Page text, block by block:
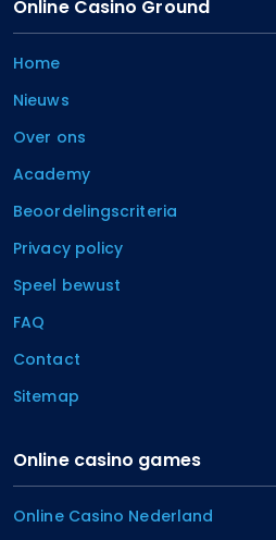
Online Casino Ground
Home
Nieuws
Over ons
Academy
Beoordelingscriteria
Privacy policy
Speel bewust
FAQ
Contact
Sitemap
Online casino games
Online Casino Nederland